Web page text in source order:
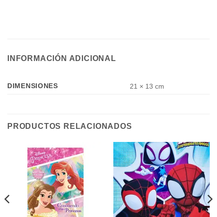
INFORMACIÓN ADICIONAL
DIMENSIONES 21 × 13 cm
PRODUCTOS RELACIONADOS